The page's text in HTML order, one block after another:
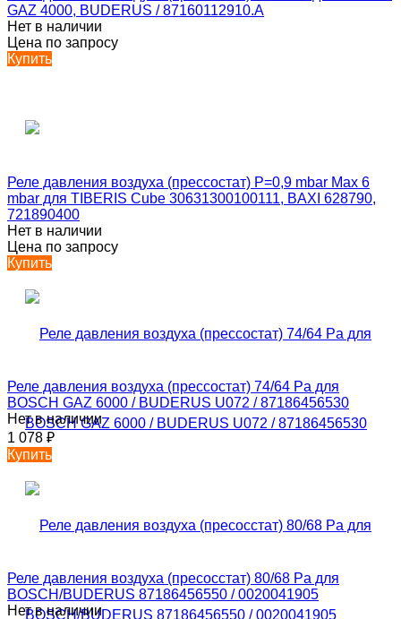
GAZ 4000, BUDERUS / 87160112910.А
Нет в наличии
Цена по запросу
Купить
Реле давления воздуха (прессостат) P=0,9 mbar Max 6
mbar для TIBERIS Cube 30631300100111, BAXI 628790,
721890400
Нет в наличии
Цена по запросу
Купить
Реле давления воздуха (прессостат) 74/64 Pa для
BOSCH GAZ 6000 / BUDERUS U072 / 87186456530
Нет в наличии
1 078 ₽
Купить
Реле давления воздуха (пресосстат) 80/68 Pa для
BOSCH/BUDERUS 87186456550 / 0020041905
Нет в наличии